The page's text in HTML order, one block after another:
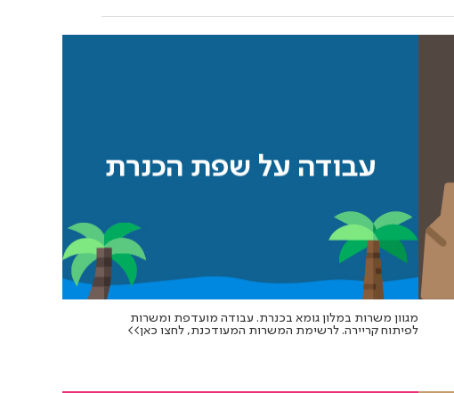
מגוון משרות במלון גומא בכנרת. עבודה מועדפת ומשרות
לפיתוח קריירה. לרשימת המשרות המעודכנת, לחצו כאן>>